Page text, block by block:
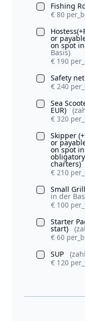
Fishing
€ 80
or
on spot
Basis)
€ 190
Safety net
€ 240
Sea
EUR)
€ 320
Skipper
or
on spot
charters)
€ 210
Small
in der
€ 100
Starter
start)
€ 60
SUP
€ 120